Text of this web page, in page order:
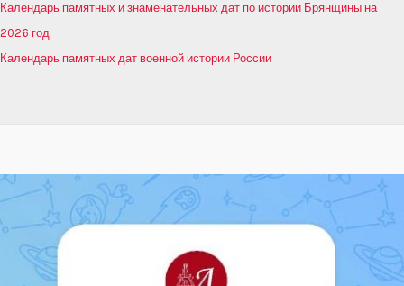
Календарь памятных и знаменательных дат по истории Брянщины на
2026 год
Календарь памятных дат военной истории России